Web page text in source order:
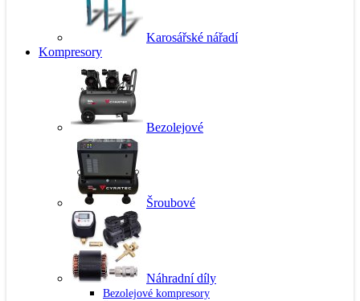
Karosářské nářadí
Kompresory
Bezolejové
Šroubové
Náhradní díly
Bezolejové kompresory